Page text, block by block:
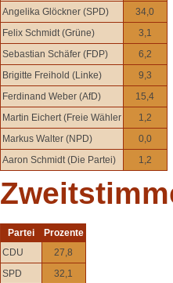
Angelika Glöckner (SPD)
34,0
Felix Schmidt (Grüne)
3,1
Sebastian Schäfer (FDP)
6,2
Brigitte Freihold (Linke)
9,3
Ferdinand Weber (AfD)
15,4
Martin Eichert (Freie Wähler
1,2
Markus Walter (NPD)
0,0
Aaron Schmidt (Die Partei)
1,2
Partei
Prozente
CDU
27,8
SPD
32,1